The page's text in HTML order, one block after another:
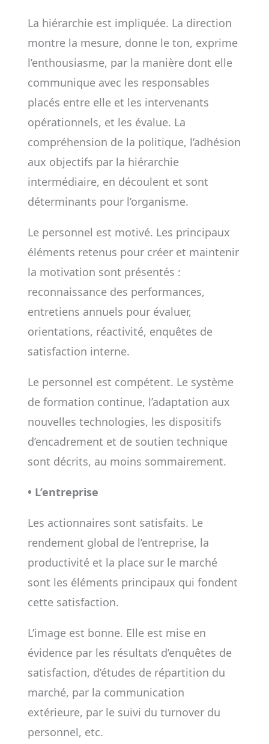
La hiérarchie est impliquée. La direction
montre la mesure, donne le ton, exprime
l’enthousiasme, par la manière dont elle
communique avec les responsables
placés entre elle et les intervenants
opérationnels, et les évalue. La
compréhension de la politique, l’adhésion
aux objectifs par la hiérarchie
intermédiaire, en découlent et sont
déterminants pour l’organisme.
Le personnel est motivé. Les principaux
éléments retenus pour créer et maintenir
la motivation sont présentés :
reconnaissance des performances,
entretiens annuels pour évaluer,
orientations, réactivité, enquêtes de
satisfaction interne.
Le personnel est compétent. Le système
de formation continue, l’adaptation aux
nouvelles technologies, les dispositifs
d’encadrement et de soutien technique
sont décrits, au moins sommairement.
• L’entreprise
Les actionnaires sont satisfaits. Le
rendement global de l’entreprise, la
productivité et la place sur le marché
sont les éléments principaux qui fondent
cette satisfaction.
L’image est bonne. Elle est mise en
évidence par les résultats d’enquêtes de
satisfaction, d’études de répartition du
marché, par la communication
extérieure, par le suivi du turnover du
personnel, etc.